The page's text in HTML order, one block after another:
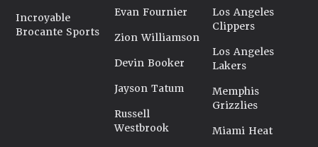
Incroyable
Brocante Sports
Evan Fournier
Zion Williamson
Devin Booker
Jayson Tatum
Russell
Westbrook
Los Angeles
Clippers
Los Angeles
Lakers
Memphis
Grizzlies
Miami Heat